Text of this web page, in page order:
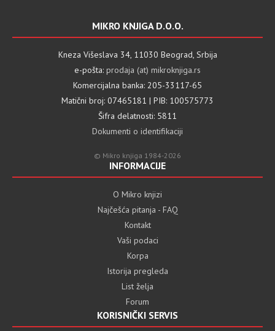
MIKRO KNJIGA D.O.O.
Kneza Višeslava 34, 11030 Beograd, Srbija
e-pošta: prodaja (at) mikroknjiga.rs
Komercijalna banka: 205-33117-65
Matični broj: 07465181 | PIB: 100575773
Šifra delatnosti: 5811
Dokumenti o identifikaciji
© Mikro knjiga 1984-2026
INFORMACIJE
O Mikro knjizi
Najčešća pitanja - FAQ
Kontakt
Vaši podaci
Korpa
Istorija pregleda
List želja
Forum
KORISNIČKI SERVIS